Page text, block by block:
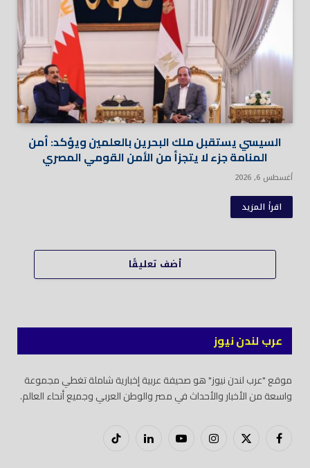
السيسي يستقبل ملك البحرين بالعلمين ويؤكد: أمن
المنامة جزء لا يتجزأ من الأمن القومي المصري
أغسطس 6, 2026
اقرأ المزيد
أضف تعليقًا
عرب لندن نيوز
موقع "عرب لندن نيوز" هو صحيفة عربية إخبارية شاملة تغطي مجموعة
واسعة من الأخبار والأحداث في مصر والوطن العربي وجميع أنحاء العالم.
فيسبوكX
إنستغراميوتيوب لينكدود
تيك